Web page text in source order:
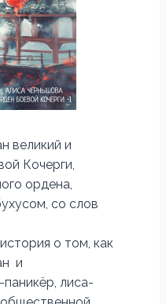
великий и
Кочерги,
ордена,
со слов
о том, как
и
лиса-